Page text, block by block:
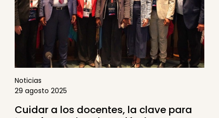
Noticias
29 agosto 2025
Cuidar a los docentes, la clave para